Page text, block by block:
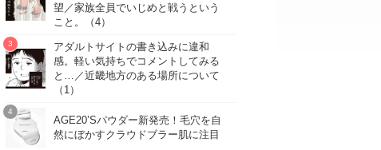
望／家族全員でいじめと戦うという
こと。（4）
アダルトサイトの書き込みに違和
感。軽い気持ちでコメントしてみる
と…／近畿地方のある場所について
（1）
AGE20’Sパウダー新発売！毛穴を自
然にぼかすクラウドブラー肌に注目